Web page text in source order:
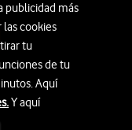
publicidad más
las cookies
tu
de tu
Aquí
Y aquí